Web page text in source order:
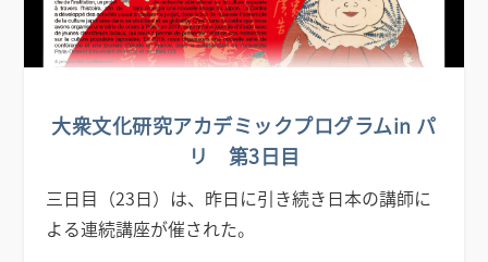
大衆文化研究アカデミックプログラムin パ
リ 第3日目
三日目（23日）は、昨日に引き続き日本の講師に
よる連続講座が催された。